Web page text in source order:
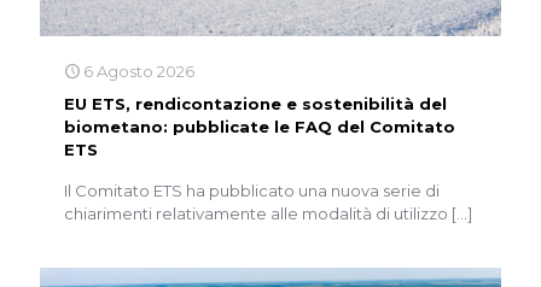
6 Agosto 2026
EU ETS, rendicontazione e sostenibilità del
biometano: pubblicate le FAQ del Comitato
ETS
Il Comitato ETS ha pubblicato una nuova serie di
chiarimenti relativamente alle modalità di utilizzo […]